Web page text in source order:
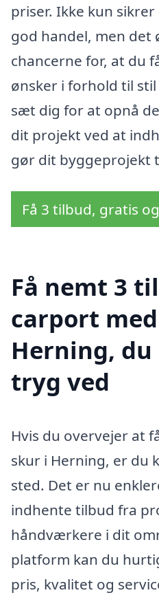
priser. Ikke kun
god handel, men det
chancerne for, at du
ønsker i forhold til
sæt dig for at opnå
dit projekt ved at
gør dit byggeprojekt
Få 3 tilbud, gratis
Få nemt 3
carport
Herning,
tryg ved
Hvis du overvejer at
skur i Herning, er du
sted. Det er nu
indhente tilbud fra
håndværkere i dit
platform kan du
pris, kvalitet og